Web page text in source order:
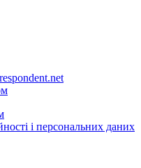
і персональних даних